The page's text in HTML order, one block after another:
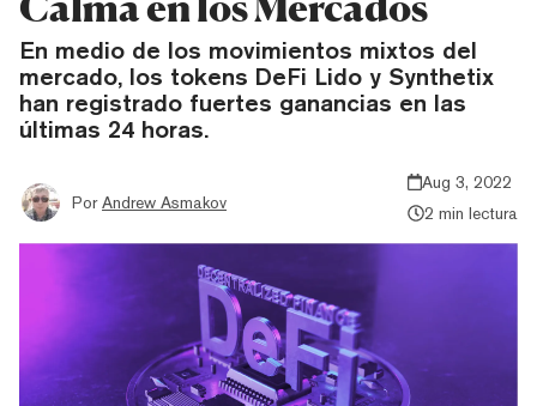
En medio de los movimientos mixtos del
mercado, los tokens DeFi Lido y Synthetix
han registrado fuertes ganancias en las
últimas 24 horas.
Por Andrew Asmakov
Aug 3, 2022
2 min lectura